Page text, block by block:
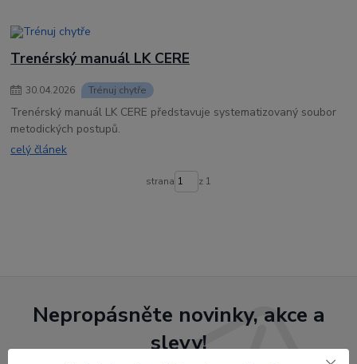
Trenérský manuál LK CERE
30.04.2026 Trénuj chytře
Trenérský manuál LK CERE představuje systematizovaný soubor
metodických postupů.
celý článek
strana z 1
Nepropásněte novinky, akce a
slevy!